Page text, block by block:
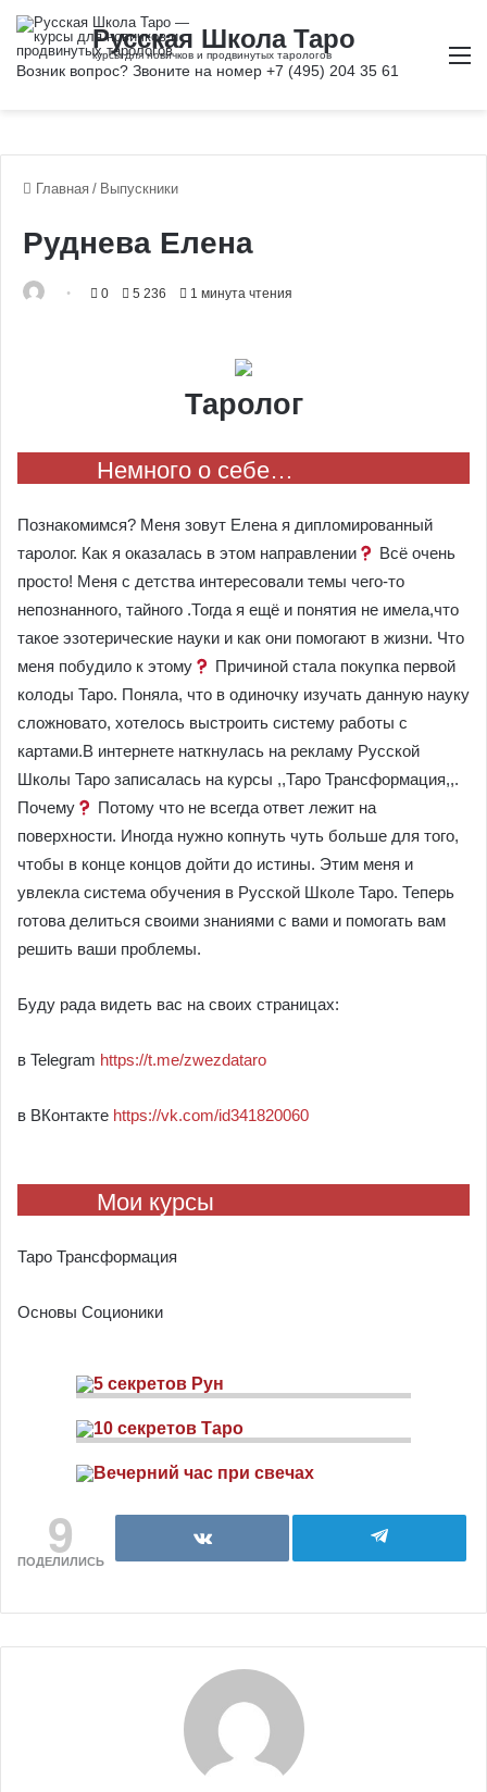
Главная / Выпускники
Руднева Елена
0 5 236 1 минута чтения
Таролог
Немного о себе…
Познакомимся? Меня зовут Елена я дипломированный
таролог. Как я оказалась в этом направлении
Всё очень
просто! Меня с детства интересовали темы чего-то
непознанного, тайного .Тогда я ещё и понятия не имела,что
такое эзотерические науки и как они помогают в жизни. Что
меня побудило к этому
Причиной стала покупка первой
колоды Таро. Поняла, что в одиночку изучать данную науку
сложновато, хотелось выстроить систему работы с
картами.В интернете наткнулась на рекламу Русской
Школы Таро записалась на курсы ,,Таро Трансформация,,.
Почему
Потому что не всегда ответ лежит на
поверхности. Иногда нужно копнуть чуть больше для того,
чтобы в конце концов дойти до истины. Этим меня и
увлекла система обучения в Русской Школе Таро. Теперь
готова делиться своими знаниями с вами и помогать вам
решить ваши проблемы.
Буду рада видеть вас на своих страницах:
в Telegram https://t.me/zwezdataro
в ВКонтакте https://vk.com/id341820060
Мои курсы
Таро Трансформация
Основы Соционики
9
ПОДЕЛИЛИСЬ